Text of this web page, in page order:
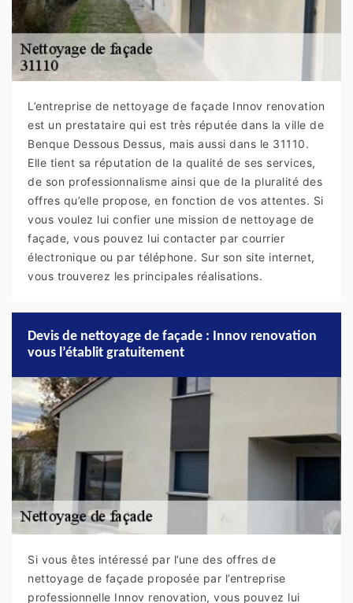
L’entreprise de nettoyage de façade Innov renovation
est un prestataire qui est très réputée dans la ville de
Benque Dessous Dessus, mais aussi dans le 31110.
Elle tient sa réputation de la qualité de ses services,
de son professionnalisme ainsi que de la pluralité des
offres qu’elle propose, en fonction de vos attentes. Si
vous voulez lui confier une mission de nettoyage de
façade, vous pouvez lui contacter par courrier
électronique ou par téléphone. Sur son site internet,
vous trouverez les principales réalisations.
Devis de nettoyage de façade : Innov renovation
vous l’établit gratuitement
Si vous êtes intéressé par l’une des offres de
nettoyage de façade proposée par l’entreprise
professionnelle Innov renovation, vous pouvez lui